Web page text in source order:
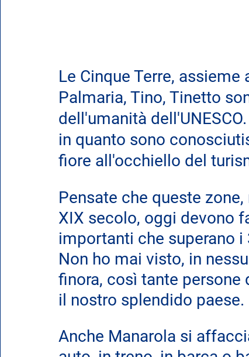
Le Cinque Terre,
Palmaria, Tino, Tinetto
dell'umanità
in quanto sono
fiore all'occhiello del
Pensate che queste
XIX secolo, oggi devono
importanti che superano
Non ho mai visto, in
finora, così tante persone
il nostro splendido paese.
Anche Manarola si